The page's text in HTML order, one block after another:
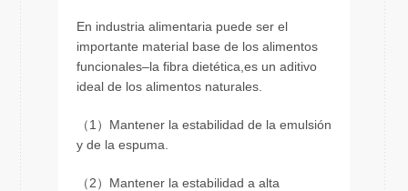
En industria alimentaria puede ser el
importante material base de los alimentos
funcionales–la fibra dietética,es un aditivo
ideal de los alimentos naturales.
（1）Mantener la estabilidad de la emulsión
y de la espuma.
（2）Mantener la estabilidad a alta